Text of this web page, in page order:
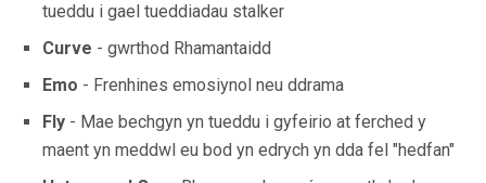
tueddu i gael tueddiadau stalker
Curve - gwrthod Rhamantaidd
Emo - Frenhines emosiynol neu ddrama
Fly - Mae bechgyn yn tueddu i gyfeirio at ferched y
maent yn meddwl eu bod yn edrych yn dda fel "hedfan"